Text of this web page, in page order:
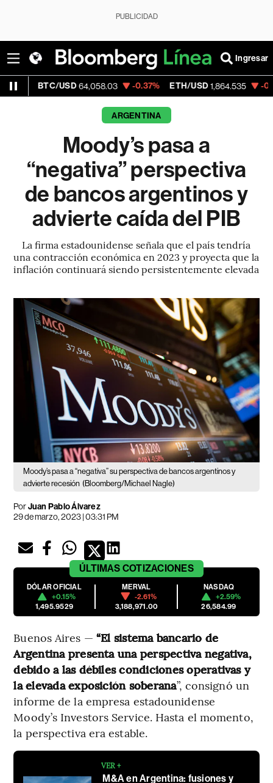
PUBLICIDAD
Ingresar
64,058.03 -0.37% ETH/USD 1,864.535 -0.58% Visa
ARGENTINA
Moody’s pasa a
“negativa” perspectiva
de bancos argentinos y
advierte caída del PIB
La firma estadounidense señala que el país tendría
una contracción económica en 2023 y proyecta que la
inflación continuará siendo persistentemente elevada
Moody’s pasa a “negativa” su perspectiva de bancos argentinos y
advierte recesión (Bloomberg/Michael Nagle)
PorJuan Pablo Álvarez
29 de marzo, 2023 | 03:31 PM
ÚLTIMAS COTIZACIONES
DÓLAR OFICIAL
+0.15%
1,495.9529
MERVAL
-2.61%
3,188,971.00
NASDAQ
+2.59%
26,584.99
Buenos Aires — “El sistema bancario de
Argentina presenta una perspectiva negativa,
debido a las débiles condiciones operativas y
la elevada exposición soberana”, consignó un
informe de la empresa estadounidense
Moody’s Investors Service. Hasta el momento,
la perspectiva era estable.
VER +
M&A en Argentina: fusiones y